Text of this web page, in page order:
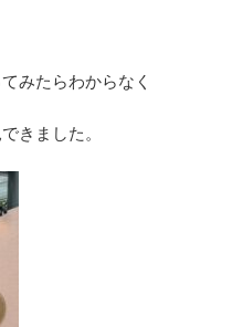
みたらわからなく
きました。